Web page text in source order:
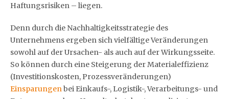
Haftungsrisiken – liegen.
Denn durch die Nachhaltigkeitsstrategie des
Unternehmens ergeben sich vielfältige Veränderungen
sowohl auf der Ursachen- als auch auf der Wirkungsseite.
So können durch eine Steigerung der Materialeffizienz
(Investitionskosten, Prozessveränderungen)
Einsparungenbei Einkaufs-, Logistik-, Verarbeitungs- und